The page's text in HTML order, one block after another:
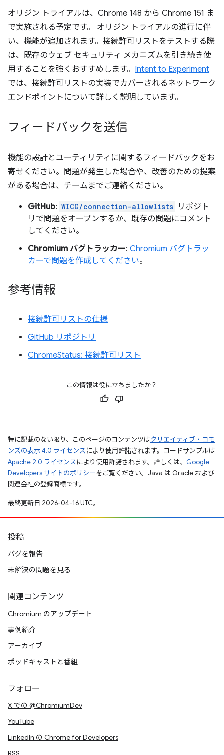
オリジン トライアルは、Chrome 148 から Chrome 151 ま
で実施される予定です。 オリジン トライアルの進行に伴
い、機能が追加されます。接続許可リストをテストする際
は、既存のウェブ セキュリティ メカニズムを引き続き使
用することを強くおすすめします。 Intent to Experiment
では、接続許可リストの実装でカバーされるネットワーク
エンドポイントについて詳しく説明しています。
フィードバックを送信
機能の設計とユーティリティに関するフィードバックをお
寄せください。問題が発生した場合や、改善のための提案
がある場合は、チームまでご連絡ください。
GitHub: WICG/connection-allowlists リポジト
リで問題をオープンするか、既存の問題にコメント
してください。
Chromium バグトラッカー: Chromium バグトラッ
カーで問題を作成してください。
参考情報
接続許可リストの仕様
GitHub リポジトリ
ChromeStatus: 接続許可リスト
この情報は役に立ちましたか？
特に記載のない限り、このページのコンテンツはクリエイティブ・コモ
ンズの表示 4.0 ライセンスにより使用許諾されます。コードサンプルは
Apache 2.0 ライセンスにより使用許諾されます。詳しくは、 Google
Developers サイトのポリシーをご覧ください。Java は Oracle および
関連会社の登録商標です。
最終更新日 2026-04-16 UTC。
投稿
バグを報告
未解決の問題を見る
関連コンテンツ
Chromium のアップデート
事例紹介
アーカイブ
ポッドキャストと番組
フォロー
X での @ChromiumDev
YouTube
LinkedIn の Chrome for Developers